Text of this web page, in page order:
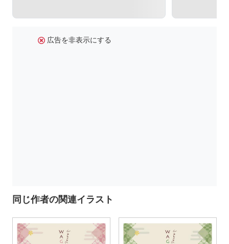
広告を非表示にする
同じ作者の関連イラスト